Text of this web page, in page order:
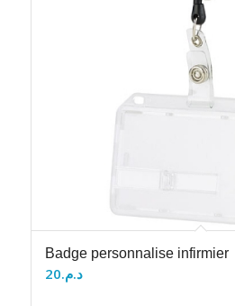
Badge personnalise infirmier
د.م.20